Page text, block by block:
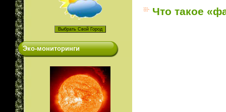
Эко-мониторинги
Что такое